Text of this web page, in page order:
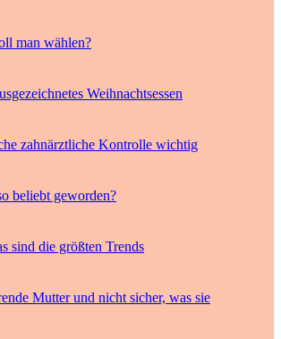
man wählen?
Weihnachtsessen
zahnärztliche Kontrolle wichtig
beliebt geworden?
sind die größten Trends
Mutter und nicht sicher, was sie